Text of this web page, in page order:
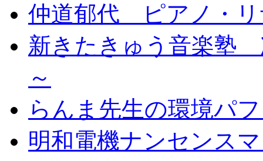
仲道郁代 ピアノ・リ
新きたきゅう音楽塾
～
らんま先生の環境パ
明和電機ナンセンス